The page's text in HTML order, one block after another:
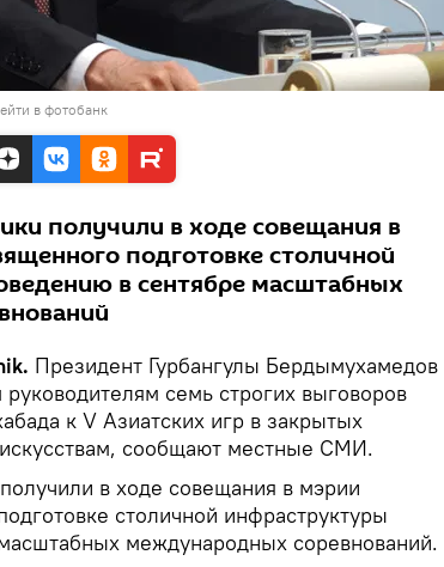
в фотобанк
получили в ходе совещания в
подготовке столичной
в сентябре масштабных
Президент Гурбангулы Бердымухамедов
семь строгих выговоров
к V Азиатских игр в закрытых
сообщают местные СМИ.
в ходе совещания в мэрии
столичной инфраструктуры
международных соревнований.